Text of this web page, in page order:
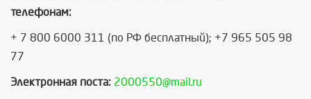
телефонам:
+ 7 800 6000 311 (по РФ бесплатный); +7 965 505 98
77
Электронная поста: 2000550@mail.ru